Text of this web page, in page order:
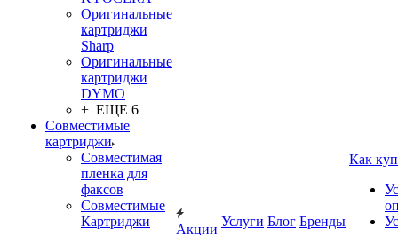
Оригинальные
картриджи
Sharp
Оригинальные
картриджи
DYMO
+ ЕЩЕ 6
Совместимые
картриджи
Совместимая
пленка для
факсов
Совместимые
Картриджи
Акции
Услуги Блог Бренды
Как